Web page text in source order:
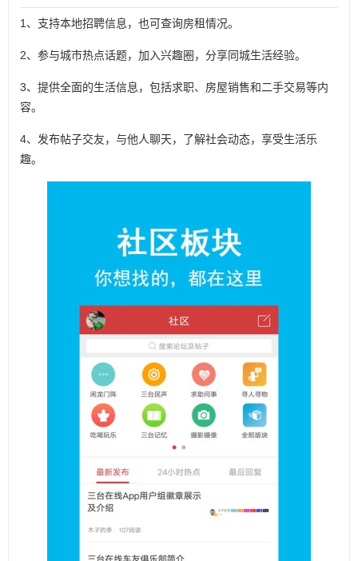
1、支持本地招聘信息，也可查询房租情况。
2、参与城市热点话题，加入兴趣圈，分享同城生活经验。
3、提供全面的生活信息，包括求职、房屋销售和二手交易等内
容。
4、发布帖子交友，与他人聊天，了解社会动态，享受生活乐
趣。